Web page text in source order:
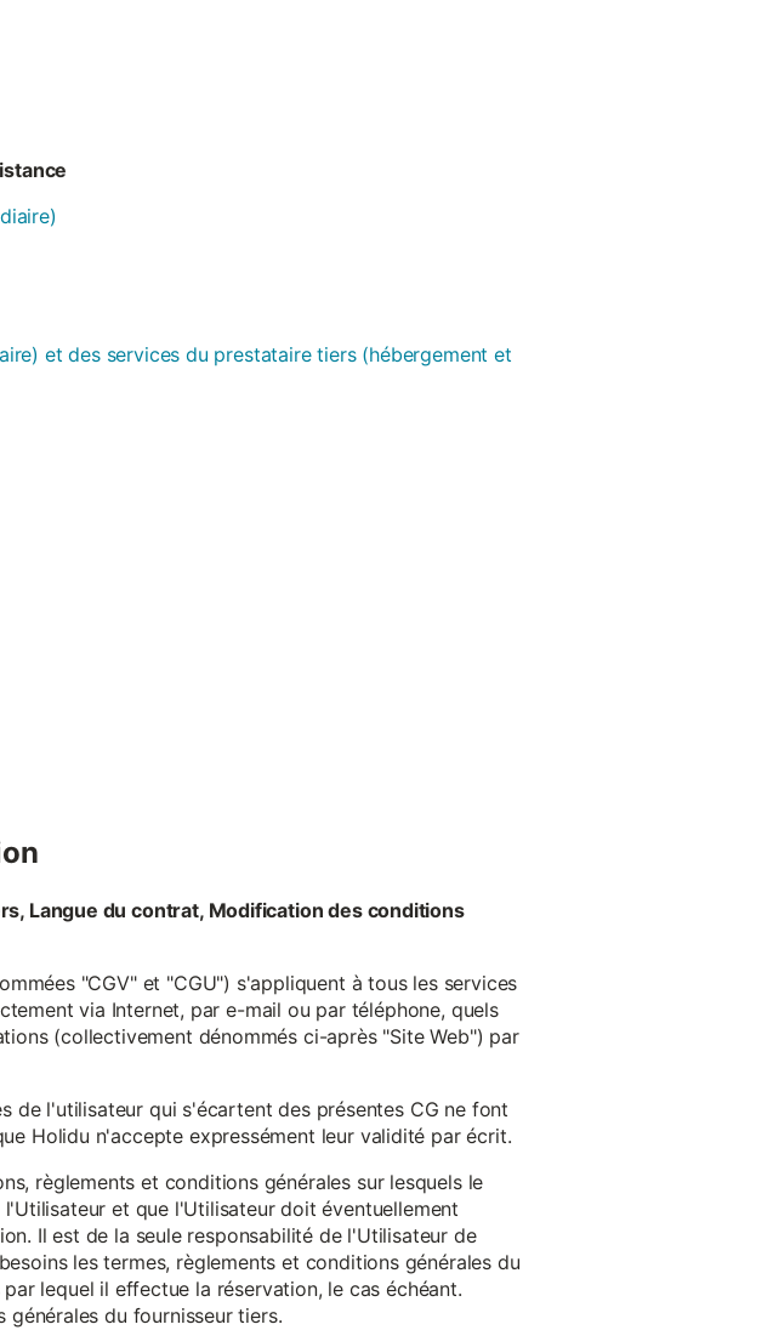
et des services du prestataire tiers (hébergement et
Langue du contrat, Modification des conditions
"CGV" et "CGU") s'appliquent à tous les services
via Internet, par e-mail ou par téléphone, quels
(collectivement dénommés ci-après "Site Web") par
de l'utilisateur qui s'écartent des présentes CG ne font
Holidu n'accepte expressément leur validité par écrit.
règlements et conditions générales sur lesquels le
et que l'Utilisateur doit éventuellement
Il est de la seule responsabilité de l'Utilisateur de
les termes, règlements et conditions générales du
lequel il effectue la réservation, le cas échéant.
du fournisseur tiers.